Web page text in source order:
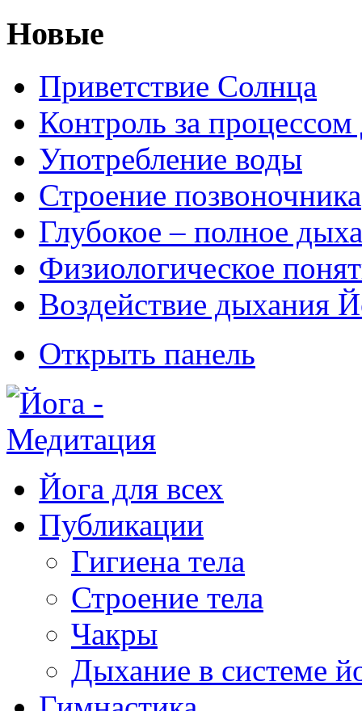
Новые
Приветствие Солнца
Контроль за
Употребление воды
Строение позвоночника
Глубокое – полное
Физиологическое
Воздействие дыхания
Открыть панель
Йога для всех
Публикации
Гигиена тела
Строение тела
Чакры
Дыхание в системе